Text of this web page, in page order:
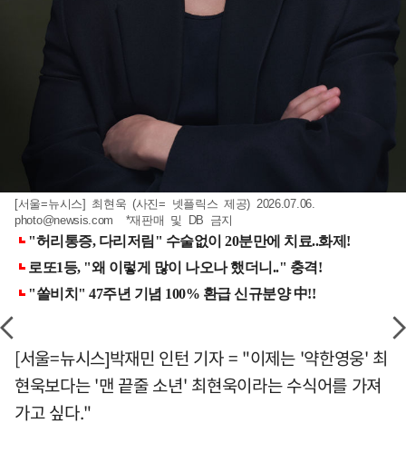
[서울=뉴시스] 최현욱 (사진= 넷플릭스 제공) 2026.07.06.
photo@newsis.com *재판매 및 DB 금지
[서울=뉴시스]박재민 인턴 기자 = "이제는 '약한영웅' 최
현욱보다는 '맨 끝줄 소년' 최현욱이라는 수식어를 가져
가고 싶다."